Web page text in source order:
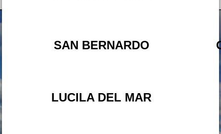
SAN BERNARDO
LUCILA DEL MAR